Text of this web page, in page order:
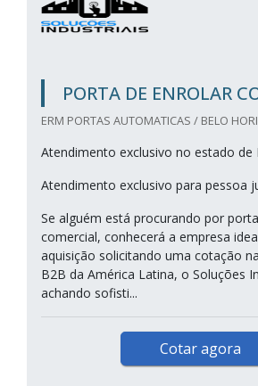
PORTA DE ENROLAR
ERM PORTAS AUTOMATICAS / BELO
Atendimento exclusivo no estado de
Atendimento exclusivo para pessoa
Se alguém está procurando por
comercial, conhecerá a empresa
aquisição solicitando uma cotação
B2B da América Latina, o Soluções
achando sofisti...
Cotar agora